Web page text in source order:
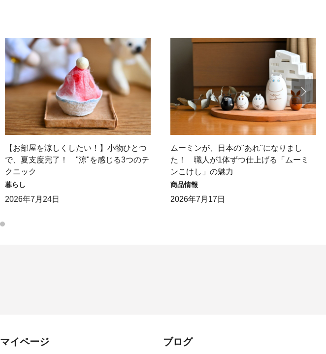
【お部屋を涼しくしたい！】小物ひとつ
で、夏支度完了！ "涼"を感じる3つのテ
クニック
暮らし
2026年7月24日
ムーミンが、日本の"あれ"になりまし
た！ 職人が1体ずつ仕上げる「ムーミ
ンこけし」の魅力
商品情報
2026年7月17日
マイページ ブログ